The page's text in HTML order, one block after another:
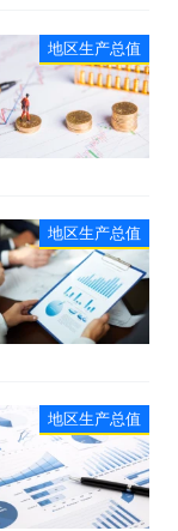
地区生产总值
地区生产总值
地区生产总值